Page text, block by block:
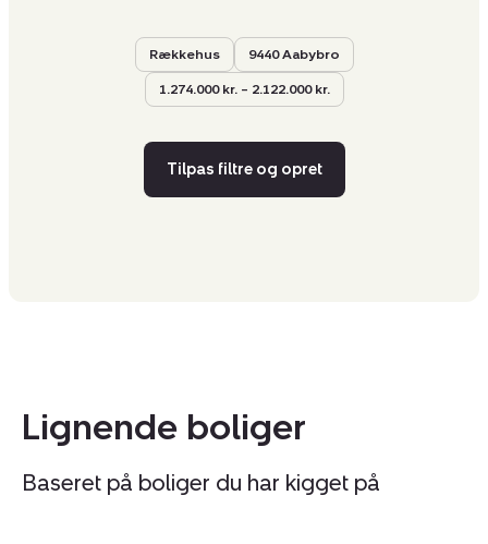
Rækkehus 9440 Aabybro
1.274.000 kr. – 2.122.000 kr.
Tilpas filtre og opret
Lignende boliger
Baseret på boliger du har kigget på